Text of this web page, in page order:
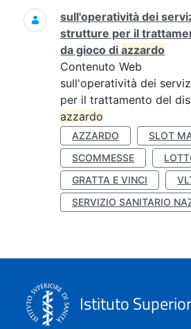
Ricerca
sull'operatività dei
strutture per il
da gioco di azzardo
Contenuto Web
sull'operatività dei
per il trattamento del
azzardo
AZZARDO
SLOT
SCOMMESSE
GRATTA E VINCI
SERVIZIO SANITARIO
Istituto